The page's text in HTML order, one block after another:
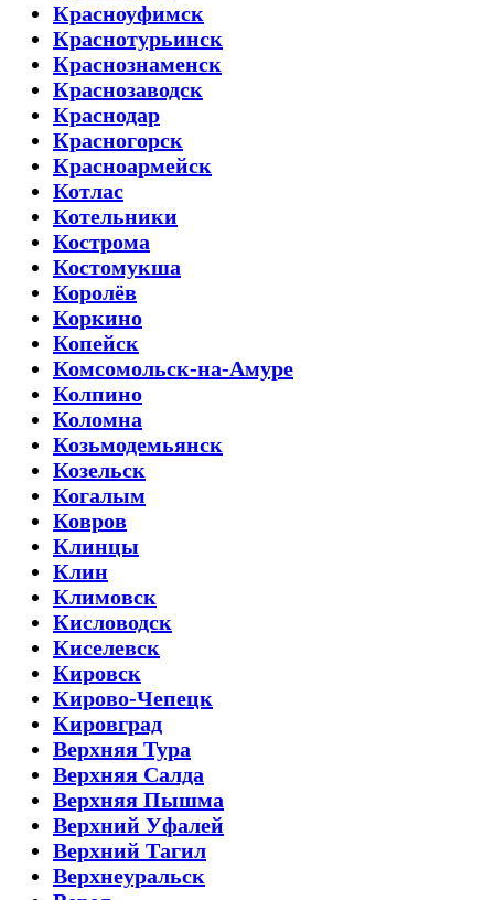
Красноуфимск
Краснотурьинск
Краснознаменск
Краснозаводск
Краснодар
Красногорск
Красноармейск
Котлас
Котельники
Кострома
Костомукша
Королёв
Коркино
Копейск
Комсомольск-на-Амуре
Колпино
Коломна
Козьмодемьянск
Козельск
Когалым
Ковров
Клинцы
Клин
Климовск
Кисловодск
Киселевск
Кировск
Кирово-Чепецк
Кировград
Верхняя Тура
Верхняя Салда
Верхняя Пышма
Верхний Уфалей
Верхний Тагил
Верхнеуральск